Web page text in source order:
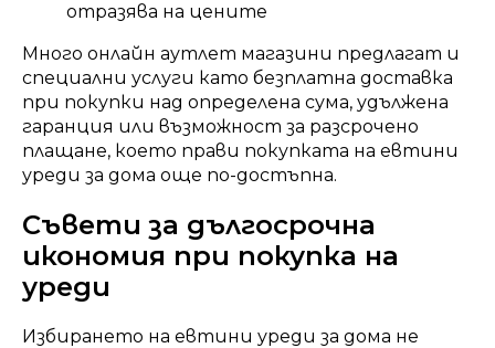
отразява на цените
Много онлайн аутлет магазини предлагат и
специални услуги като безплатна доставка
при покупки над определена сума, удължена
гаранция или възможност за разсрочено
плащане, което прави покупката на евтини
уреди за дома още по-достъпна.
Съвети за дългосрочна
икономия при покупка на
уреди
Избирането на евтини уреди за дома не